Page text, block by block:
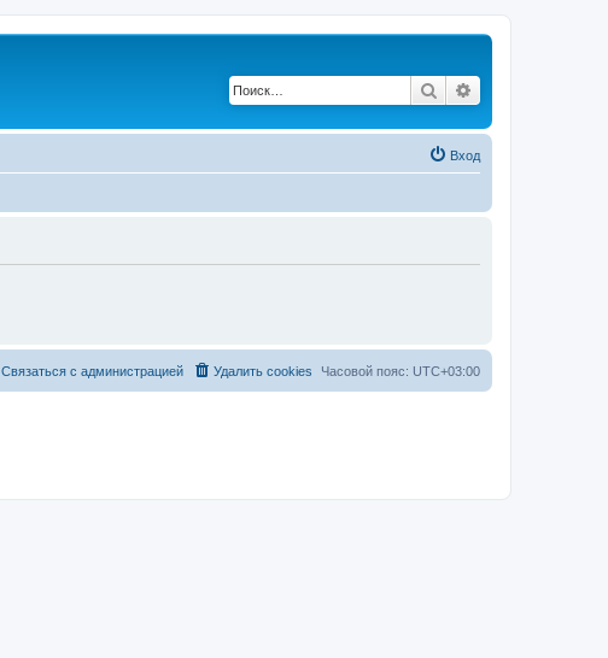
Поиск
Вход
Часовой пояс: UTC+03:00
Удалить cookies
Связаться с администрацией